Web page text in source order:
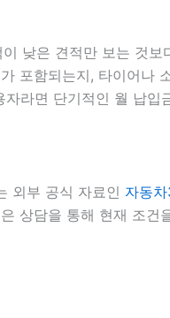
낮은 견적만 보는 것
포함되는지, 타이어
라면 단기적인 월 납
외부 공식 자료인 자동
상담을 통해 현재 조